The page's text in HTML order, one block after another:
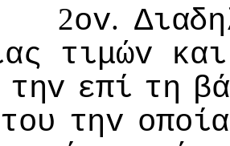
ov.
τιμώv
και
τηv επί τη
τoυ τηv